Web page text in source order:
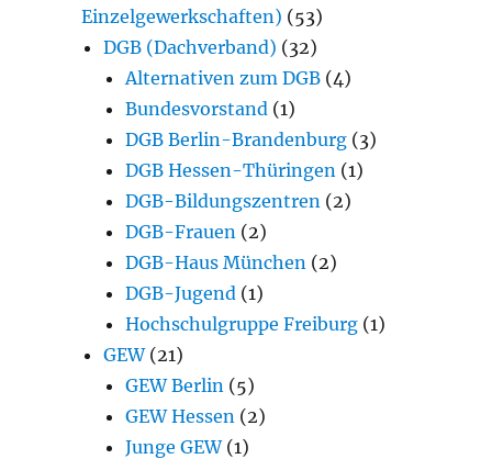
Einzelgewerkschaften) (53)
DGB (Dachverband) (32)
Alternativen zum DGB (4)
Bundesvorstand (1)
DGB Berlin-Brandenburg (3)
DGB Hessen-Thüringen (1)
DGB-Bildungszentren (2)
DGB-Frauen (2)
DGB-Haus München (2)
DGB-Jugend (1)
Hochschulgruppe Freiburg (1)
GEW(21)
GEW Berlin (5)
GEW Hessen (2)
Junge GEW(1)